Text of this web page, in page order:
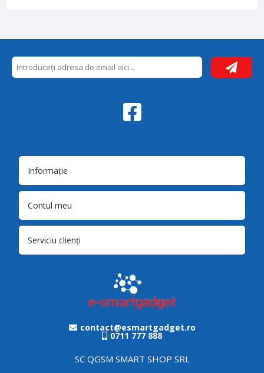
Informație
Contul meu
Serviciu clienți
contact@esmartgadget.ro
0711 777 888
SC QGSM SMART SHOP SRL